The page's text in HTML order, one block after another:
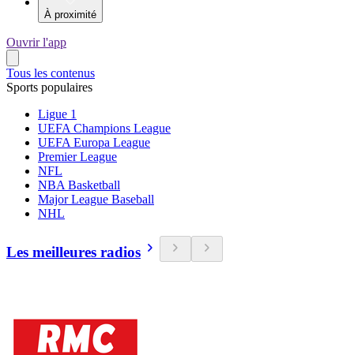
À proximité
Ouvrir l'app
Tous les contenus
Sports populaires
Ligue 1
UEFA Champions League
UEFA Europa League
Premier League
NFL
NBA Basketball
Major League Baseball
NHL
Les meilleures radios